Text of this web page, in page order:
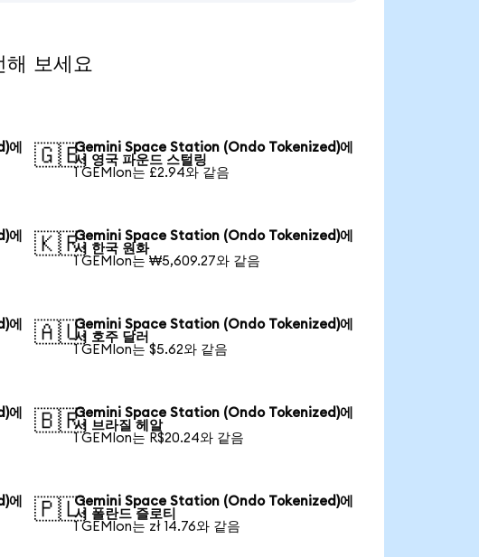
보세요
에
🇬🇧Gemini Space Station (Ondo Tokenized)에
서 영국 파운드 스털링
1 GEMIon는 £2.94와 같음
에
🇰🇷Gemini Space Station (Ondo Tokenized)에
서 한국 원화
1 GEMIon는 ₩5,609.27와 같음
에
🇦🇺Gemini Space Station (Ondo Tokenized)에
서 호주 달러
1 GEMIon는 $5.62와 같음
에
🇧🇷Gemini Space Station (Ondo Tokenized)에
서 브라질 헤알
1 GEMIon는 R$20.24와 같음
에
🇵🇱Gemini Space Station (Ondo Tokenized)에
서 폴란드 즐로티
1 GEMIon는 zł 14.76와 같음